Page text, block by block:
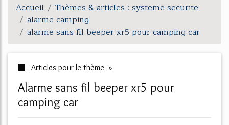
Accueil
Thèmes & articles : systeme securite
alarme camping
alarme sans fil beeper xr5 pour camping car
Articles pour le thème »
alarme sans fil beeper xr5 pour
camping car